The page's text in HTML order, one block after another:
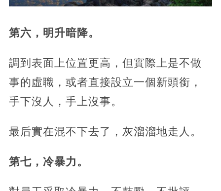
第六，明升暗降。
調到表面上位置更高，但實際上是不做
事的虛職，或者直接設立一個新頭銜，
手下沒人，手上沒事。
最后實在混不下去了，灰溜溜地走人。
第七，冷暴力。